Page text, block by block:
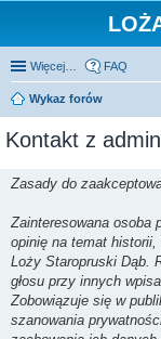
Więcej… FAQ
Wykaz forów
Kontakt z
Zasady do
Zainteresowana osoba
opinię na temat
Loży Staropruski Dąb.
głosu przy innych
Zobowiązuje się w
szanowania